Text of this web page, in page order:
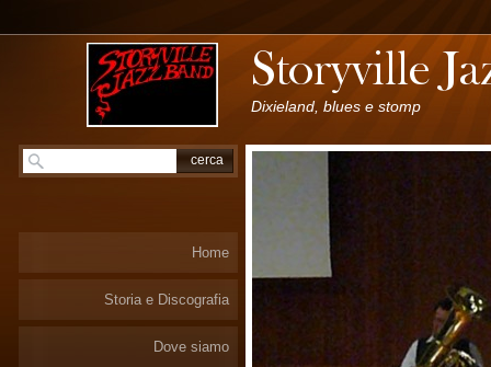
Dixieland, blues e stomp
Home
Storia e Discografia
Dove siamo